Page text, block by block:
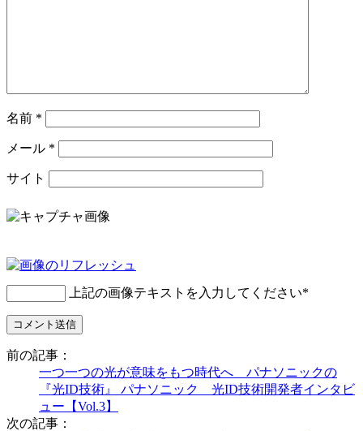
名前 *
メール *
サイト
上記の画像テキストを入力してください*
前の記事：
一つ一つの光が意味をもつ時代へ パナソニックの
『光ID技術』 パナソニック 光ID技術開発者インタビ
ュー【Vol.3】
次の記事：